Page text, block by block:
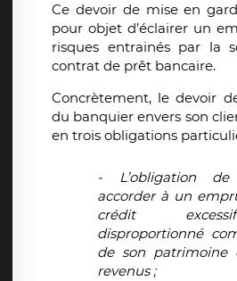
Ce devoir de mise en
pour objet d’éclairer un
risques entrainés par la
contrat de prêt bancaire.
Concrètement, le devoir
du banquier envers son
en trois obligations
- L’obligation
accorder à un
crédit
disproportionné
de son patrimoine
revenus ;